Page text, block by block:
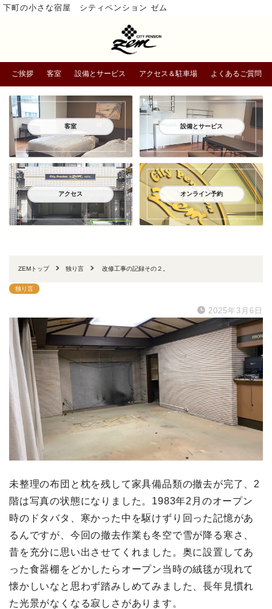
下町の小さな宿屋 シティペンション ゼム
ご挨拶 客室 設備とサービス アクセス＆駐車場 よくあるご質問
客室 設備とサービス
アクセス オンライン予約
ZEMトップ 独り言 改修工事の記録その２。
独り言
2025年3月6日
未整理の布団と枕を残して家具備品類の撤去が完了、2
階は写真の状態になりました。1983年2月のオープン
時のドタバタ、寒かった中を駆けずり回った記憶があ
るんですが、今回の撤去作業も冬空で雪が降る寒さ、
昔を充分に思い出させてくれました。奥に設置してあ
った食器棚をどかしたらオープン当時の絨毯が現れて
懐かしいなと思わず踏みしめてみました、長年見慣れ
た光景がなくなる寂しさがあります。